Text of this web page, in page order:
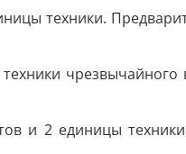
техники.
чрезвычайного
и 2 единицы